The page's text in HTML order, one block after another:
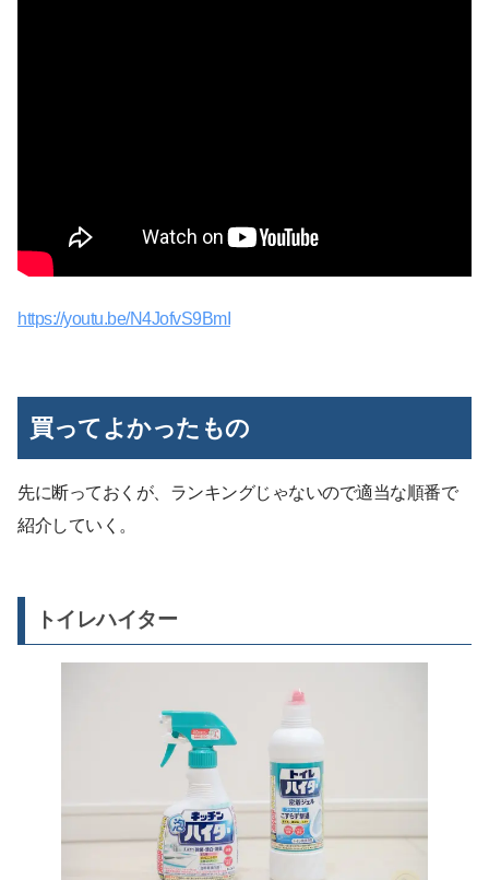
https://youtu.be/N4JofvS9BmI
買ってよかったもの
先に断っておくが、ランキングじゃないので適当な順番で
紹介していく。
トイレハイター